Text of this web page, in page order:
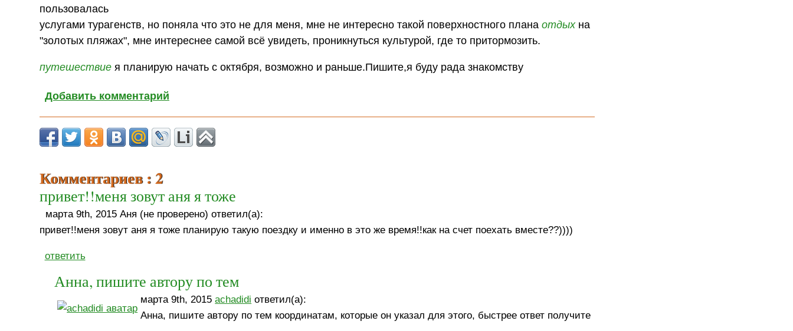
пользовалась
услугами турагенств, но поняла что это не для меня, мне не интересно такой поверхностного планаотдыхна
"золотых пляжах", мне интереснее самой всё увидеть, проникнуться культурой, где то притормозить.
путешествие я планирую начать с октября, возможно и раньше.Пишите,я буду рада знакомству
Добавить комментарий
Комментариев : 2
привет!!меня зовут аня я тоже
марта 9th, 2015 Аня (не проверено) ответил(а):
привет!!меня зовут аня я тоже планирую такую поездку и именно в это же время!!как на счет поехать вместе??))))
ответить
Анна, пишите автору по тем
марта 9th, 2015achadidi ответил(а):
Анна, пишите автору по тем координатам, которые он указал для этого, быстрее ответ получите